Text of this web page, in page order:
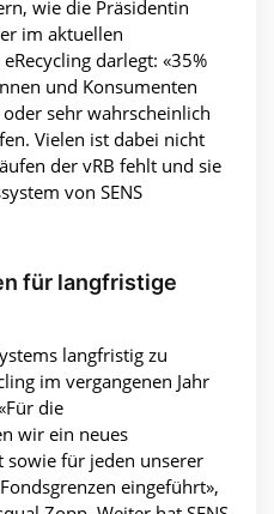
wie die Präsidentin
im aktuellen
darlegt: «35%
und Konsumenten
sehr wahrscheinlich
Vielen ist dabei nicht
der vRB fehlt und sie
von SENS
für langfristige
langfristig zu
im vergangenen Jahr
die
wir ein neues
sowie für jeden unserer
eingeführt»,